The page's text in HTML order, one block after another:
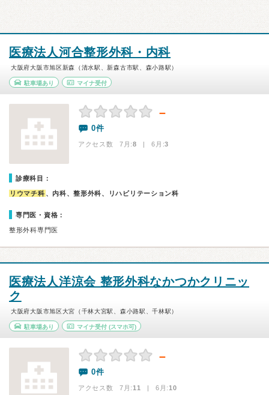
医療法人河合整形外科・内科
大阪府大阪市旭区新森（清水駅、新森古市駅、森小路駅）
駐車場あり マイナ受付
－
0件
アクセス数 7月:8 | 6月:3
診療科目：
リウマチ科 、内科、整形外科、リハビリテーション科
専門医・資格：
整形外科専門医
医療法人洋涼会 整形外科なかつかクリニッ
ク
大阪府大阪市旭区大宮（千林大宮駅、森小路駅、千林駅）
駐車場あり マイナ受付(スマホ可)
－
0件
アクセス数 7月:11 | 6月:10